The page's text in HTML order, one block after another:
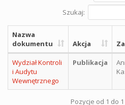
Szukaj:
Nazwa
dokumentu
Akcja
Wydział Kontroli
i Audytu
Wewnętrznego
Publikacja
Pozycje od 1 do 1